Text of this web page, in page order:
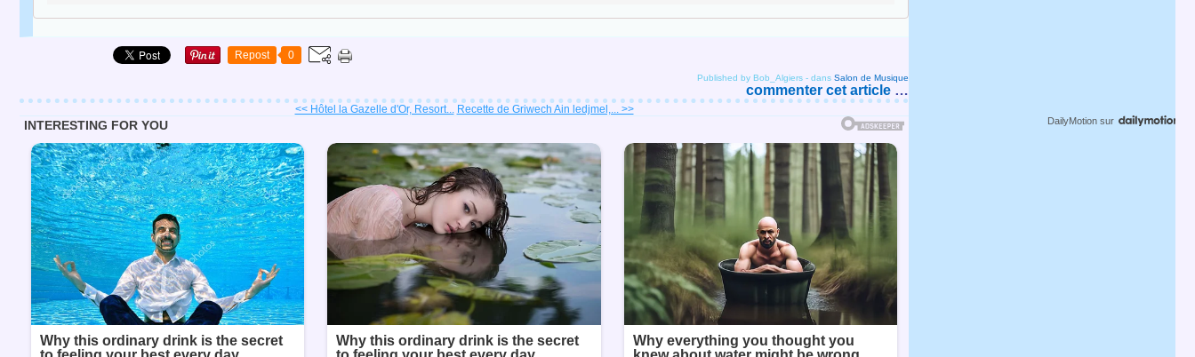
Repost 0
Published by Bob_Algiers - dans Salon de Musique
commenter cet article …
<< Hôtel la Gazelle d'Or, Resort... Recette de Griwech Ain ledjmel,... >>
DailyMotion sur